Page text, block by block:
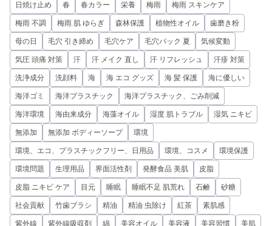
日焼け止め 春 春カラー 栄養 梅雨 梅雨 スキンケア
梅雨 不調 梅雨 肌 ゆらぎ 森林保護 植物性オイル 歯磨き粉
母の日 毛穴 引き締め 毛穴ケア 毛穴パック 夏 気候変動
気圧 頭痛 対策 汗 汗 メイク 直し 汗 リフレッシュ 汗疹 対策
洗浄成分 洗顔料 海 海 エコ グッズ 海 髪 保護 海に優しい
海洋ゴミ 海洋プラスチック 海洋プラスチック、ごみ削減
海洋環境 海由来成分 海藻オイル 湿度 肌トラブル 湿気 ニキビ
無添加 無添加 ボディーソープ 環境
環境、エコ、プラスチックフリー、日用品 環境、コスメ 環境保護
環境問題 生理用品 界面活性剤 発酵食品 美肌 皮脂
皮脂 ニキビ ケア 目元 睡眠 睡眠不足 肌荒れ 石鹸 砂糖
社会貢献 竹歯ブラシ 精油 精油 虫除け 紅茶 素肌感
紫外線 紫外線吸収剤 綿 美容オイル 美容液 美容習慣 美肌